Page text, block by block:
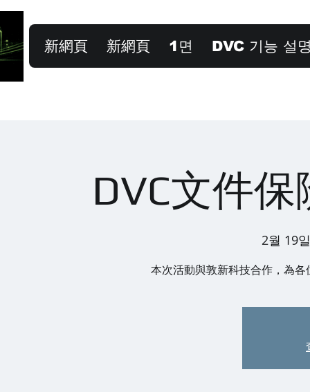
新網頁 新網頁 1면 DVC 기능 설
DVC文件
2월 19
本次活動與敦新科技合作，為